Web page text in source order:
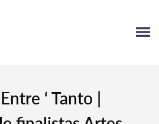
‘ Tanto |